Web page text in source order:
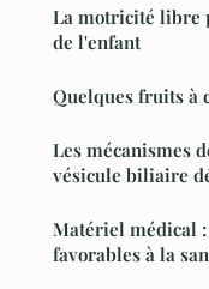
La motricité libre
de l'enfant
Quelques fruits à
Les mécanismes
vésicule biliaire
Matériel médical
favorables à la